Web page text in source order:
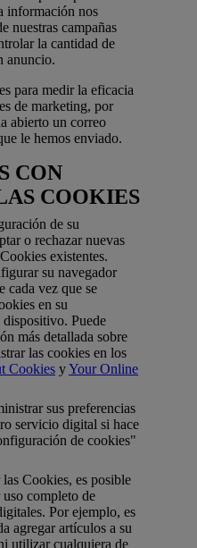
información nos
nuestras campañas
la cantidad de
anuncio.
para medir la eficacia
de marketing, por
abierto un correo
le hemos enviado.
CON
COOKIES
de su
o rechazar nuevas
existentes.
su navegador
cada vez que se
en su
Puede
más detallada sobre
las cookies en los
Cookies yYour Online
sus preferencias
servicio digital si hace
de cookies"
Cookies, es posible
completo de
Por ejemplo, es
agregar artículos a su
utilizar cualquiera de